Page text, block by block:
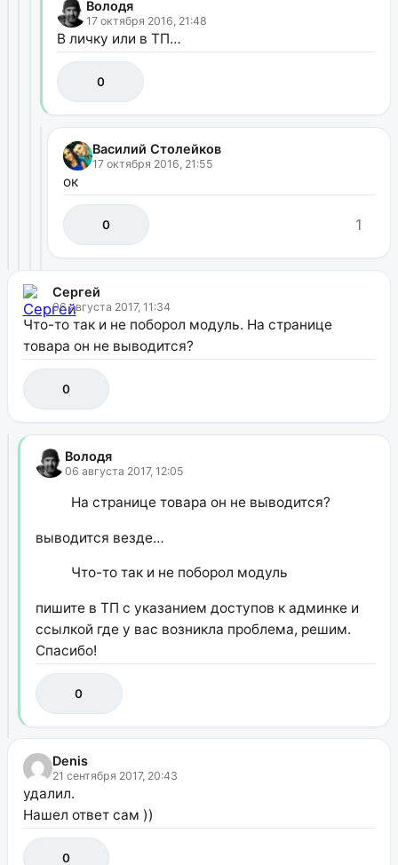
Володя
17 октября 2016, 21:48
В личку или в ТП…
0
Василий Столейков
17 октября 2016, 21:55
ок
0 1
Сергей
06 августа 2017, 11:34
Что-то так и не поборол модуль. На странице
товара он не выводится?
0
Володя
06 августа 2017, 12:05
На странице товара он не выводится?
выводится везде…
Что-то так и не поборол модуль
пишите в ТП с указанием доступов к админке и
ссылкой где у вас возникла проблема, решим.
Спасибо!
0
Denis
21 сентября 2017, 20:43
удалил.
Нашел ответ сам ))
0